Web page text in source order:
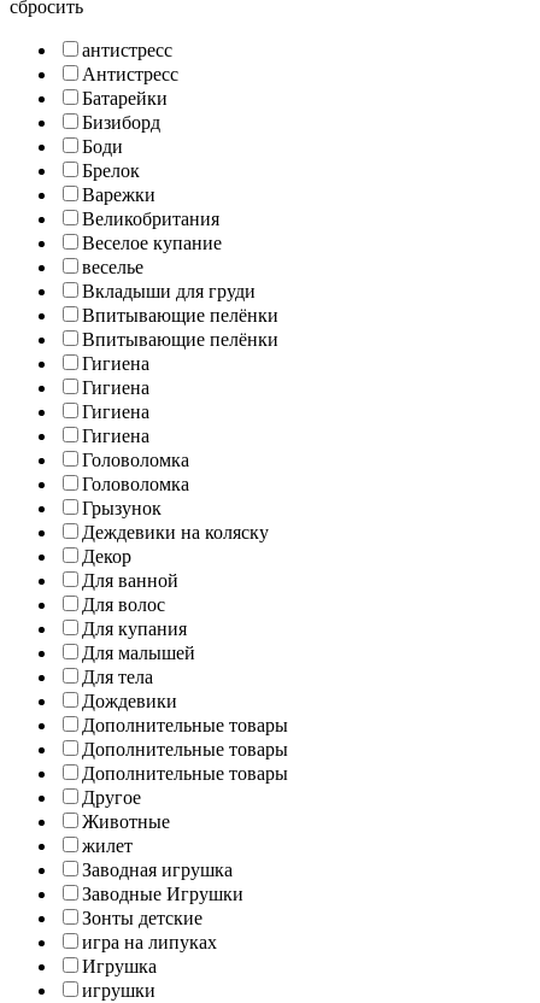
сбросить
антистресс
Антистресс
Батарейки
Бизиборд
Боди
Брелок
Варежки
Великобритания
Веселое купание
веселье
Вкладыши для груди
Впитывающие пелёнки
Впитывающие пелёнки
Гигиена
Гигиена
Гигиена
Гигиена
Головоломка
Головоломка
Грызунок
Деждевики на коляску
Декор
Для ванной
Для волос
Для купания
Для малышей
Для тела
Дождевики
Дополнительные товары
Дополнительные товары
Дополнительные товары
Другое
Животные
жилет
Заводная игрушка
Заводные Игрушки
Зонты детские
игра на липуках
Игрушка
игрушки